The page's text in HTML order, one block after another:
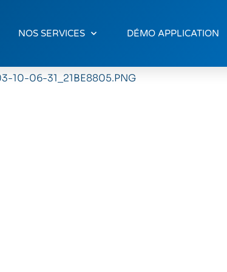
NOS SERVICES DÉMO APPLICATION
10-06-31_21BE8805.PNG